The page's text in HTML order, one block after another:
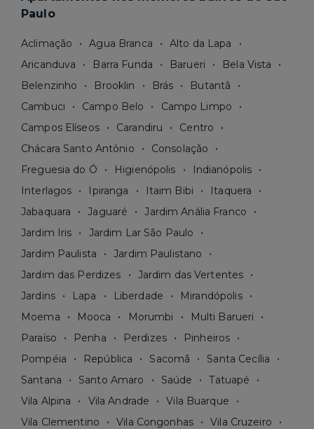
Paulo
Aclimação Agua Branca
Alto da Lapa
Aricanduva
Barra Funda Barueri
Bela Vista
Belenzinho
Brooklin Brás
Butantã
Cambuci
Campo Belo
Campo Limpo
Campos Elíseos
Carandiru
Centro
Chácara Santo Antônio
Consolação
Freguesia do Ó
Higienópolis
Indianópolis
Interlagos
Ipiranga Itaim Bibi
Itaquera
Jabaquara
Jaguaré
Jardim Anália Franco
Jardim Iris
Jardim Lar São Paulo
Jardim Paulista
Jardim Paulistano
Jardim das Perdizes
Jardim das Vertentes
Jardins
Lapa Liberdade
Mirandópolis
Moema
Mooca Morumbi
Multi Barueri
Paraíso
Penha Perdizes
Pinheiros
Pompéia
República Sacomã
Santa Cecília
Santana
Santo Amaro Saúde
Tatuapé
Vila Alpina
Vila Andrade
Vila Buarque
Vila Clementino
Vila Congonhas
Vila Cruzeiro